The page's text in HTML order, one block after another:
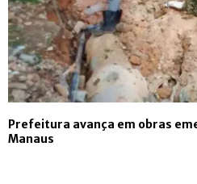
Prefeitura avança em obras
Manaus